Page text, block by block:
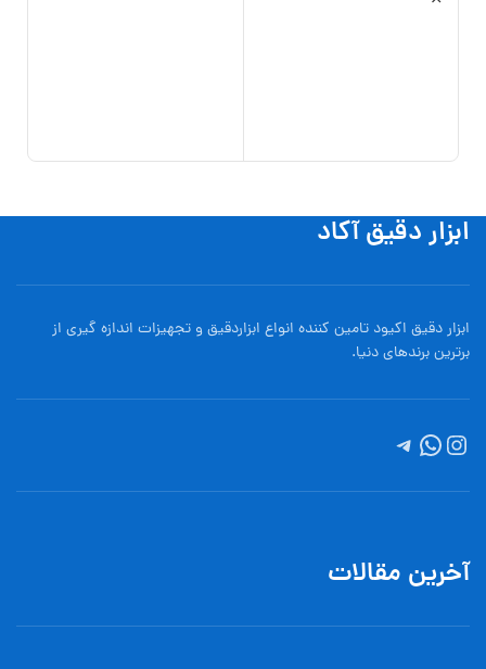
ابزار دقیق آکاد
ابزار دقیق اکیود تامین کننده انواع ابزاردقيق و تجهيزات اندازه گیری از
برترین برندهای دنیا.
آخرین مقالات